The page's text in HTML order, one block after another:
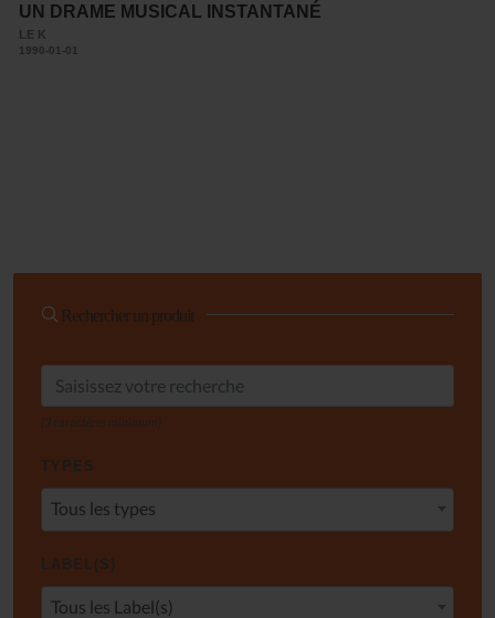
UN DRAME MUSICAL INSTANTANÉ
LE K
1990-01-01
Rechercher un produit
(3 caractères minimum)
TYPES
Tous les types
LABEL(S)
Tous les Label(s)